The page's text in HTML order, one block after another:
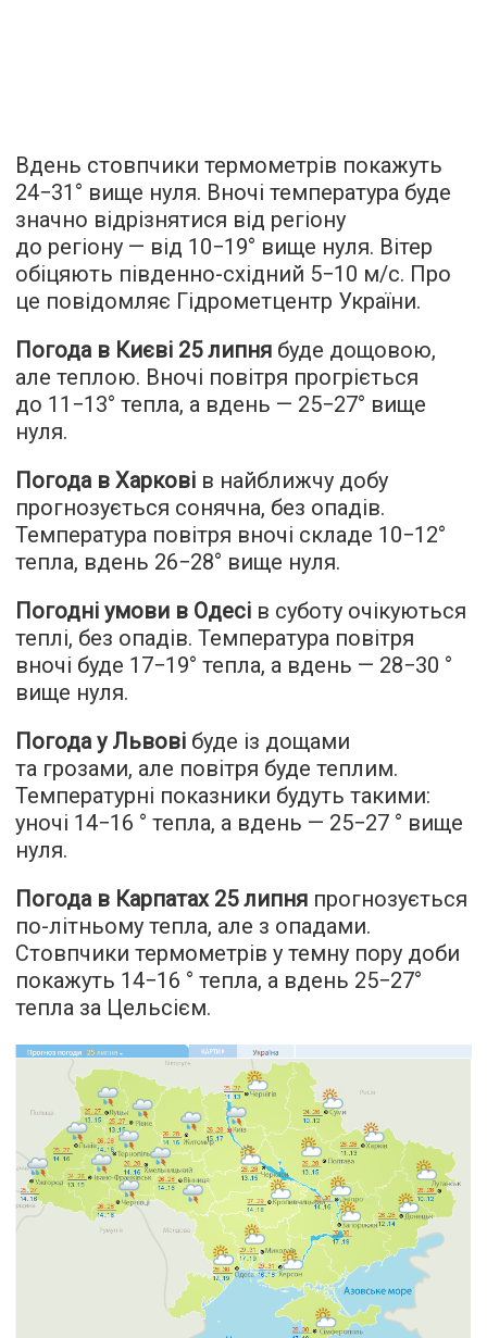
Вдень стовпчики термометрів покажуть
24−31° вище нуля. Вночі температура буде
значно відрізнятися від регіону
до регіону — від 10−19° вище нуля. Вітер
обіцяють південно-східний 5−10 м/с. Про
це повідомляє Гідрометцентр України.
Погода в Києві 25 липня буде дощовою,
але теплою. Вночі повітря прогріється
до 11−13° тепла, а вдень — 25−27° вище
нуля.
Погода в Харкові в найближчу добу
прогнозується сонячна, без опадів.
Температура повітря вночі складе 10−12°
тепла, вдень 26−28° вище нуля.
Погодні умови в Одесі в суботу очікуються
теплі, без опадів. Температура повітря
вночі буде 17−19° тепла, а вдень — 28−30 °
вище нуля.
Погода у Львові буде із дощами
та грозами, але повітря буде теплим.
Температурні показники будуть такими:
уночі 14−16 ° тепла, а вдень — 25−27 ° вище
нуля.
Погода в Карпатах 25 липня прогнозується
по-літньому тепла, але з опадами.
Стовпчики термометрів у темну пору доби
покажуть 14−16 ° тепла, а вдень 25−27°
тепла за Цельсієм.